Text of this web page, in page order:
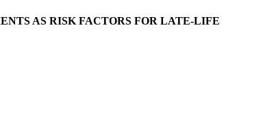
AS RISK FACTORS FOR LATE-LIFE